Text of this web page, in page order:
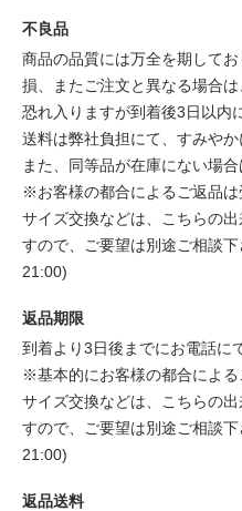
不良品
商品の品質には万全を期して
損、またご注文と異なる場合は
恐れ入りますが到着後3日以内
送料は弊社負担にて、すみやか
また、同等品が在庫にない場
※お客様の都合によるご返品は
サイズ交換などは、こちらの
すので、ご要望は別途ご相談
21:00)
返品期限
到着より3日後までにお電話に
※基本的にお客様の都合による
サイズ交換などは、こちらの
すので、ご要望は別途ご相談
21:00)
返品送料